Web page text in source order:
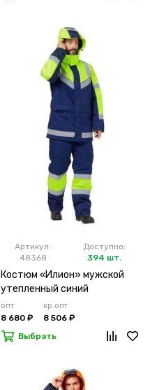
Артикул:
48368
Доступно:
394 шт.
Костюм «Илион» мужской
утепленный синий
опт
8 680 ₽
кр.опт
8 506 ₽
Выбрать